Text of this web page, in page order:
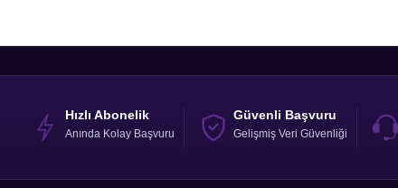
Hızlı Abonelik
Anında Kolay Başvuru
Güvenli Başvuru
Gelişmiş Veri Güvenliği